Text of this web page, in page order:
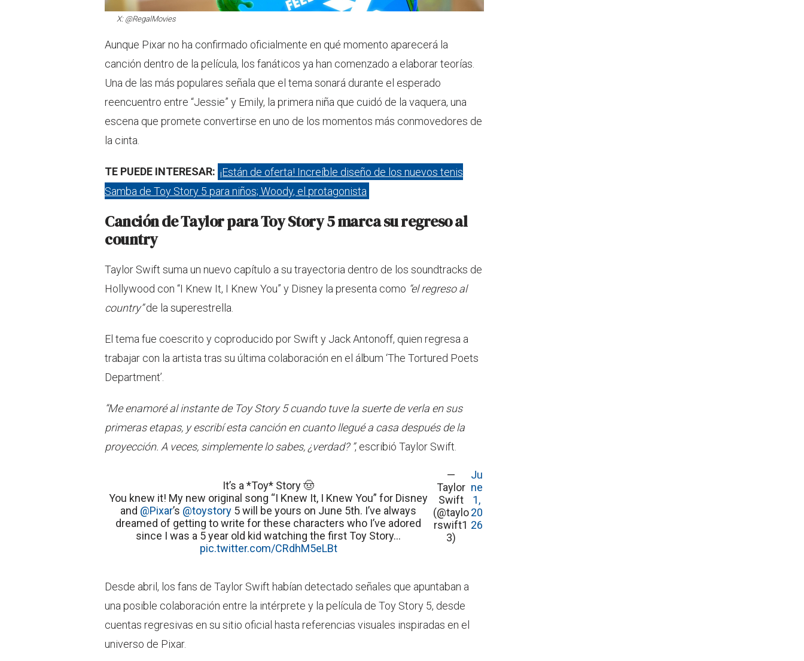
X: @RegalMovies
Aunque Pixar no ha confirmado oficialmente en qué momento aparecerá la
canción dentro de la película, los fanáticos ya han comenzado a elaborar teorías.
Una de las más populares señala que el tema sonará durante el esperado
reencuentro entre “Jessie” y Emily, la primera niña que cuidó de la vaquera, una
escena que promete convertirse en uno de los momentos más conmovedores de
la cinta.
TE PUEDE INTERESAR: ¡Están de oferta! Increíble diseño de los nuevos tenis
Samba de Toy Story 5 para niños; Woody, el protagonista
Canción de Taylor para Toy Story 5 marca su regreso al
country
Taylor Swift suma un nuevo capítulo a su trayectoria dentro de los soundtracks de
Hollywood con “I Knew It, I Knew You” y Disney la presenta como “el regreso al
country”de la superestrella.
El tema fue coescrito y coproducido por Swift y Jack Antonoff, quien regresa a
trabajar con la artista tras su última colaboración en el álbum ‘The Tortured Poets
Department’.
“Me enamoré al instante de Toy Story 5 cuando tuve la suerte de verla en sus
primeras etapas, y escribí esta canción en cuanto llegué a casa después de la
proyección. A veces, simplemente lo sabes, ¿verdad? ”, escribió Taylor Swift.
It’s a *Toy* Story 🤠
You knew it! My new original song “I Knew It, I Knew You” for Disney
and @Pixar’s @toystory 5 will be yours on June 5th. I’ve always
dreamed of getting to write for these characters who I’ve adored
since I was a 5 year old kid watching the first Toy Story…
pic.twitter.com/CRdhM5eLBt
—
Taylor
Swift
(@taylo
rswift1
3)
Ju
ne
1,
20
26
Desde abril, los fans de Taylor Swift habían detectado señales que apuntaban a
una posible colaboración entre la intérprete y la película de Toy Story 5, desde
cuentas regresivas en su sitio oficial hasta referencias visuales inspiradas en el
universo de Pixar.